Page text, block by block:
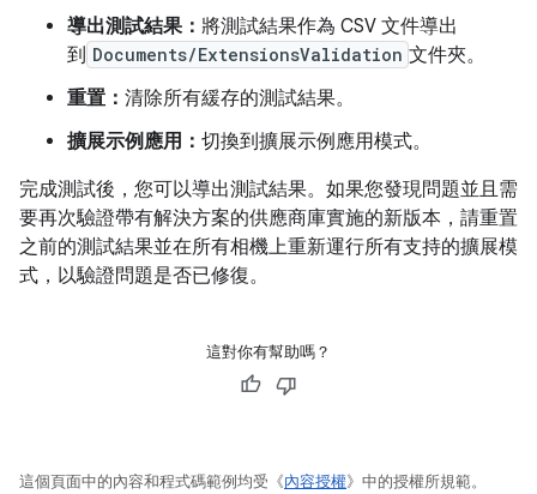
導出測試結果： 將測試結果作為 CSV 文件導出
到 Documents/ExtensionsValidation 文件夾。
重置： 清除所有緩存的測試結果。
擴展示例應用： 切換到擴展示例應用模式。
完成測試後，您可以導出測試結果。如果您發現問題並且需
要再次驗證帶有解決方案的供應商庫實施的新版本，請重置
之前的測試結果並在所有相機上重新運行所有支持的擴展模
式，以驗證問題是否已修復。
這對你有幫助嗎？
這個頁面中的內容和程式碼範例均受《內容授權》中的授權所規範。